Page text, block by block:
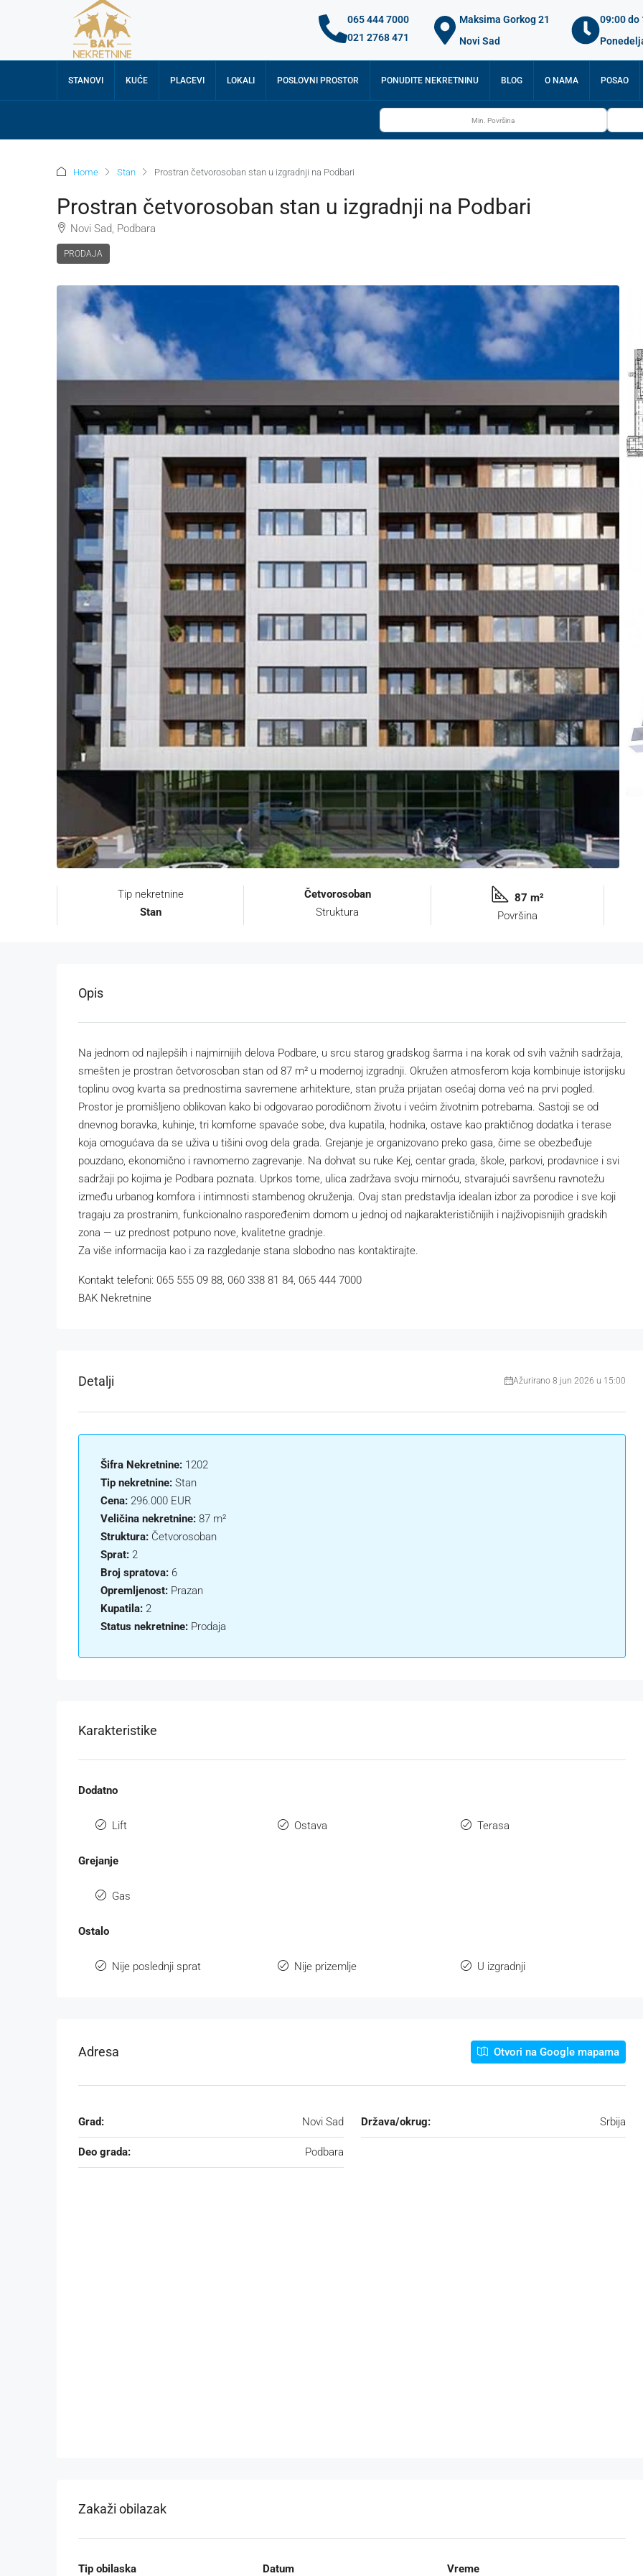
065 444 7000
021 2768 471
Maksima Gorkog 21
Novi Sad
09:00 do
STANOVI KUĆE PLACEVI LOKALI POSLOVNI PROSTOR PONUDITE NEKRETNINU BLOG O NAMA POSAO
Home Stan Prostran četvorosoban stan u izgradnji na Podbari
Prostran četvorosoban stan u izgradnji na Podbari
Novi Sad, Podbara
PRODAJA
Tip nekretnine
Stan
Četvorosoban
Struktura
87 m²
Površina
Opis
Na jednom od najlepših i najmirnijih delova Podbare, u srcu starog gradskog šarma i na korak od svih važnih sadržaja,
smešten je prostran četvorosoban stan od 87 m² u modernoj izgradnji. Okružen atmosferom koja kombinuje istorijsku
toplinu ovog kvarta sa prednostima savremene arhitekture, stan pruža prijatan osećaj doma već na prvi pogled.
Prostor je promišljeno oblikovan kako bi odgovarao porodičnom životu i većim životnim potrebama. Sastoji se od
dnevnog boravka, kuhinje, tri komforne spavaće sobe, dva kupatila, hodnika, ostave kao praktičnog dodatka i terase
koja omogućava da se uživa u tišini ovog dela grada. Grejanje je organizovano preko gasa, čime se obezbeđuje
pouzdano, ekonomično i ravnomerno zagrevanje. Na dohvat su ruke Kej, centar grada, škole, parkovi, prodavnice i svi
sadržaji po kojima je Podbara poznata. Uprkos tome, ulica zadržava svoju mirnoću, stvarajući savršenu ravnotežu
između urbanog komfora i intimnosti stambenog okruženja. Ovaj stan predstavlja idealan izbor za porodice i sve koji
tragaju za prostranim, funkcionalno raspoređenim domom u jednoj od najkarakterističnijih i najživopisnijih gradskih
zona — uz prednost potpuno nove, kvalitetne gradnje.
Za više informacija kao i za razgledanje stana slobodno nas kontaktirajte.
Kontakt telefoni: 065 555 09 88, 060 338 81 84, 065 444 7000
BAK Nekretnine
Detalji Ažurirano 8 jun 2026 u 15:00
Šifra Nekretnine: 1202
Tip nekretnine: Stan
Cena: 296.000 EUR
Veličina nekretnine: 87 m²
Struktura: Četvorosoban
Sprat: 2
Broj spratova: 6
Opremljenost: Prazan
Kupatila: 2
Status nekretnine: Prodaja
Karakteristike
Dodatno
Lift Ostava Terasa
Grejanje
Gas
Ostalo
Nije poslednji sprat Nije prizemlje U izgradnji
Adresa Otvori na Google mapama
Grad: Novi Sad Država/okrug: Srbija
Deo grada: Podbara
Zakaži obilazak
Tip obilaska Datum Vreme